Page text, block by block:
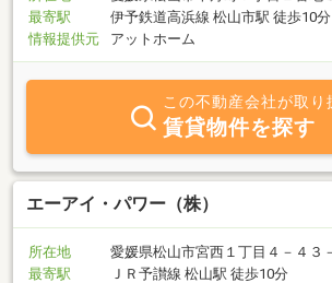
最寄駅
伊予鉄道高浜線 松山市駅 徒歩10分
情報提供元
アットホーム
この不動産会社が取り
賃貸物件を探す
エーアイ・パワー（株）
所在地
愛媛県松山市宮西１丁目４－４３
最寄駅
ＪＲ予讃線 松山駅 徒歩10分